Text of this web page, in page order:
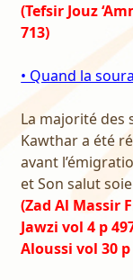
(Tefsir Jouz
713)
• Quand la
La majorité des
Kawthar a été
avant
et Son salut
(Zad Al Massir
Jawzi vol 4 p
Aloussi vol 30 p